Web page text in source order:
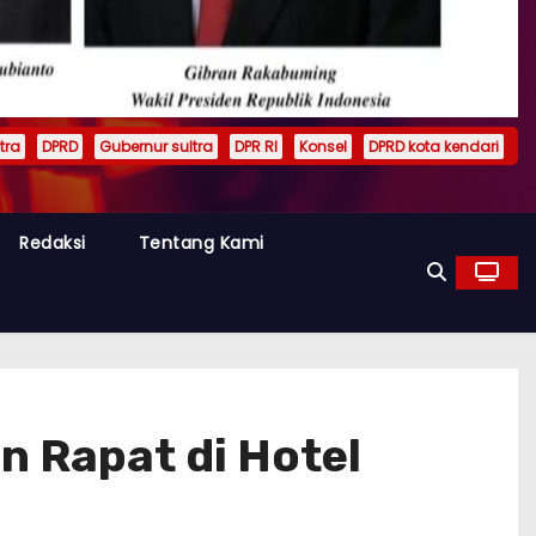
DPRD Gubernur sultra DPR RI Konsel DPRD kota kendari
Redaksi Tentang Kami
Rapat di Hotel